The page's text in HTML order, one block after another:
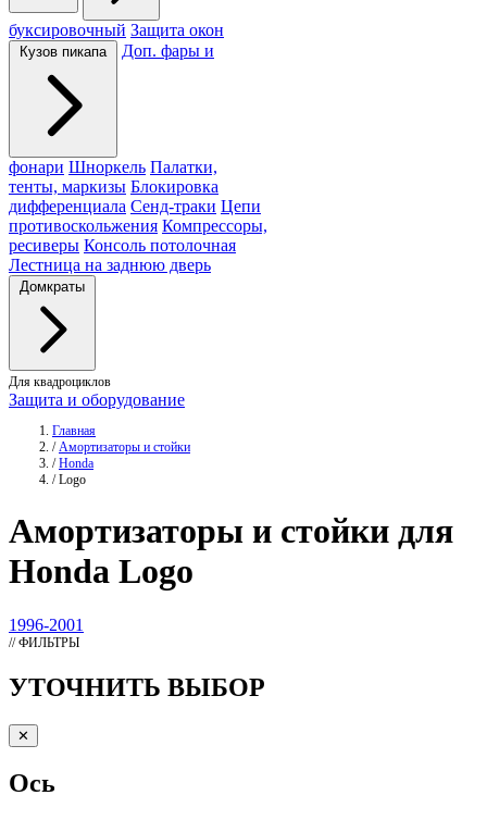
буксировочный Защита окон
Кузов пикапа Доп. фары и
фонари Шноркель Палатки,
тенты, маркизы Блокировка
дифференциала Сенд-траки Цепи
противоскольжения Компрессоры,
ресиверы Консоль потолочная
Лестница на заднюю дверь
Домкраты
Для квадроциклов
Защита и оборудование
Главная
/ Амортизаторы и стойки
/ Honda
/ Logo
Амортизаторы и стойки для
Honda Logo
1996-2001
// ФИЛЬТРЫ
УТОЧНИТЬ ВЫБОР
✕
Ось